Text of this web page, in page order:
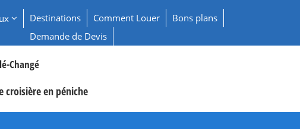
Destinations Comment Louer
Bons plans
Demande de Devis
Changé
croisière en péniche